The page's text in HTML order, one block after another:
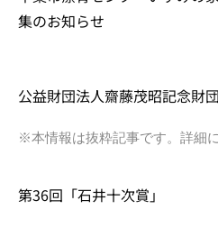
集のお知らせ
公益財団法人齋藤茂昭記念財
※本情報は抜粋記事です。詳細
第36回「石井十次賞」